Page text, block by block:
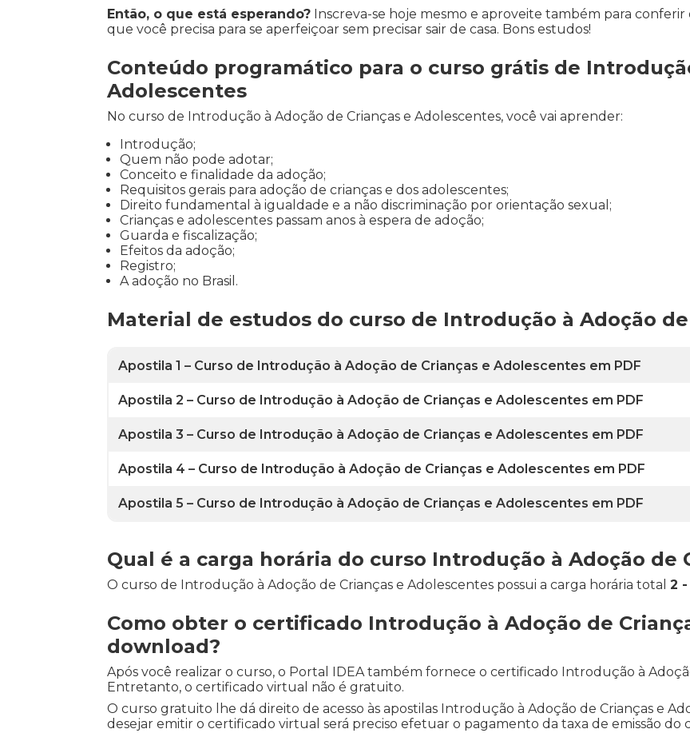
Então, o que está esperando? Inscreva-se hoje mesmo e aproveite também para
que você precisa para se aperfeiçoar sem precisar sair de casa. Bons estudos!
Conteúdo programático para o curso grátis de
Adolescentes
No curso de Introdução à Adoção de Crianças e Adolescentes, você vai aprender:
Introdução;
Quem não pode adotar;
Conceito e finalidade da adoção;
Requisitos gerais para adoção de crianças e dos adolescentes;
Direito fundamental à igualdade e a não discriminação por orientação sexual;
Crianças e adolescentes passam anos à espera de adoção;
Guarda e fiscalização;
Efeitos da adoção;
Registro;
A adoção no Brasil.
Material de estudos do curso de Introdução à Adoção
Apostila 1 – Curso de Introdução à Adoção de Crianças e Adolescentes em PDF
Apostila 2 – Curso de Introdução à Adoção de Crianças e Adolescentes em PDF
Apostila 3 – Curso de Introdução à Adoção de Crianças e Adolescentes em PDF
Apostila 4 – Curso de Introdução à Adoção de Crianças e Adolescentes em PDF
Apostila 5 – Curso de Introdução à Adoção de Crianças e Adolescentes em PDF
Qual é a carga horária do curso Introdução à Adoção de
O curso de Introdução à Adoção de Crianças e Adolescentes possui a carga horária total 2 -
Como obter o certificado Introdução à Adoção de
download?
Após você realizar o curso, o Portal IDEA também fornece o certificado Introdução à
Entretanto, o certificado virtual não é gratuito.
O curso gratuito lhe dá direito de acesso às apostilas Introdução à Adoção de Crianças e
desejar emitir o certificado virtual será preciso efetuar o pagamento da taxa de emissão do